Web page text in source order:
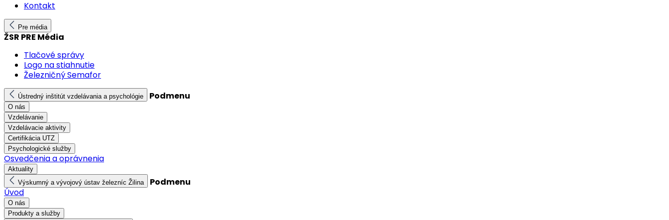
Kontakt
Pre média
ŽSR PRE Média
Tlačové správy
Logo na stiahnutie
Železničný Semafor
Ústredný inštitút vzdelávania a psychológie Podmenu
O nás
Vzdelávanie
Vzdelávacie aktivity
Certifikácia UTZ
Psychologické služby
Osvedčenia a oprávnenia
Aktuality
Výskumný a vývojový ústav železníc Žilina
Podmenu
Úvod
O nás
Produkty a služby